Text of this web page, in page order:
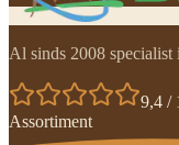
Al sinds 2008
9,4 /
Assortiment